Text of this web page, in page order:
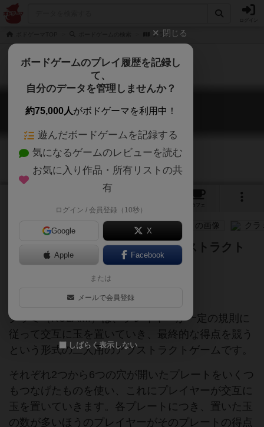
クラミ
クラミ
Kulami
カフェ
僅差の攻防がたのしい陣取りアブストラクト
ゲーム
クラミ（KULAMI）は、プレイヤーが一定の規則に
従って交互に玉を置いていき、最終的な得点を競う
という形式の二人用のアブストラクトゲームです。
それぞれ2つから6つの穴が開いたプレートをいくつ
もつなげたものを使い、これにプレイヤーが交互に
玉を置いていきます。各プレートにつき、置いた玉
の数が多いほうのプレイヤーがそのプレートの得点
閉じる
ボードゲームのプレイ履歴を記録し
て、
自分のデータを管理しませんか？
約75,000人がボドゲーマを利用中！
遊んだボードゲームを記録する
気になるゲームのレビューを読む
お気に入り作品・所有リストの共
有
ログイン / 会員登録（10秒）
Google X
Apple Facebook
または
メールで会員登録
しばらく表示しない